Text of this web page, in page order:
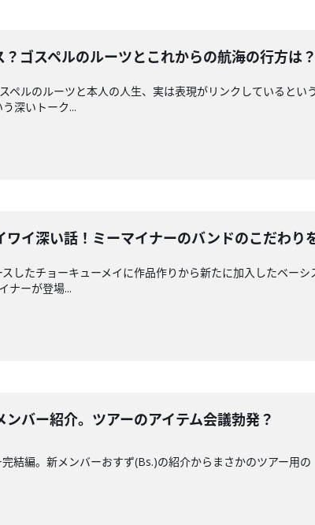
ゴスペルのルーツとこれからの航海の行方は？
ペルのルーツと本人の人生、実は表現がリンクしていると
深いトーク...
イ深い話！ミーマイナーのバンドのこだわり
したチョーキューメイに作品作りから新たに加入したベー
ナーが登場...
バー紹介。ツアーのアイテム会議勃発？
結編。新メンバーおすず(Bs.)の紹介からまさかのツアー用